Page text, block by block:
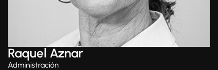
Raquel Aznar
Administración